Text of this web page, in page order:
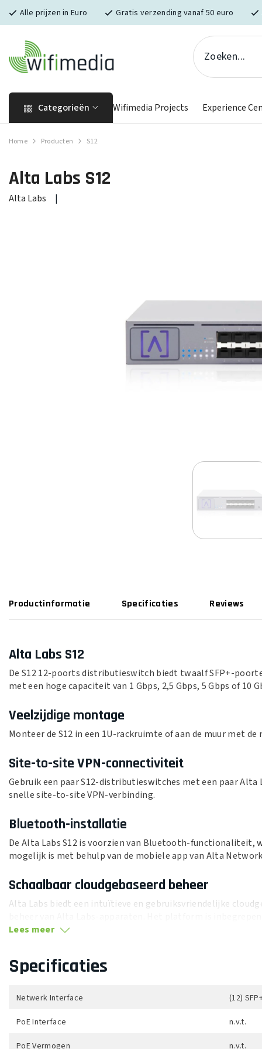
Alle prijzen in Euro Gratis verzending vanaf 50 euro
Categorieën Wifimedia Projects Experience
Home Producten S12
Alta Labs S12
Alta Labs |
Productinformatie Specificaties Reviews
Alta Labs S12
De S12 12-poorts distributieswitch biedt twaalf SFP+-
met een hoge capaciteit van 1 Gbps, 2,5 Gbps, 5 Gbps of 10
Veelzijdige montage
Monteer de S12 in een 1U-rackruimte of aan de muur met
Site-to-site VPN-connectiviteit
Gebruik een paar S12-distributieswitches met een paar Alta
snelle site-to-site VPN-verbinding.
Bluetooth-installatie
De Alta Labs S12 is voorzien van Bluetooth-functionaliteit,
mogelijk is met behulp van de mobiele app van Alta
Schaalbaar cloudgebaseerd beheer
Alta Labs biedt een intuïtieve en gebruiksvriendelijke
Ontworpen voor optimale schaalbaarheid met behulp van
Kenmerken:
Tot 10 Gbps per poort
Lees meer
Specificaties
Netwerk Interface (12)
PoE Interface n.v.t.
PoE Vermogen n.v.t.